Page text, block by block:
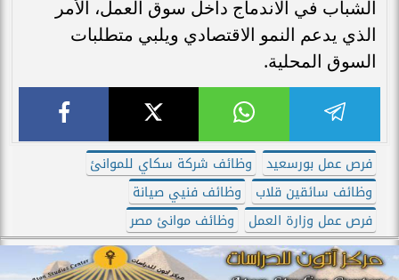
الشباب في الاندماج داخل سوق العمل، الأمر
الذي يدعم النمو الاقتصادي ويلبي متطلبات
السوق المحلية.
فرص عمل بورسعيد
وظائف شركة سكاي للموانئ
وظائف سائقين قلاب
وظائف فنيي صيانة
فرص عمل وزارة العمل
وظائف موانئ مصر